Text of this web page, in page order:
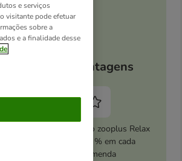
As vantagens
Ative o serviço zooplus Relax
e poupe 5 % em cada
encomenda
e serviços
visitante pode efetuar
sobre a
e a finalidade desse